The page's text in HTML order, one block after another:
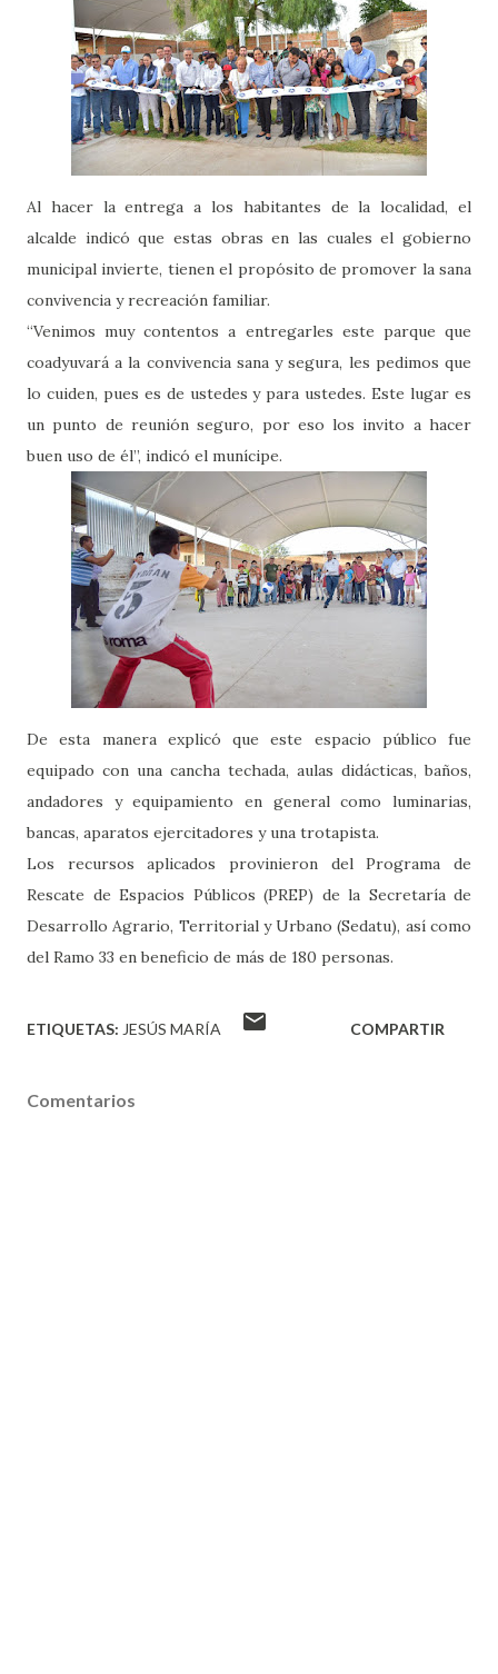
Al hacer la entrega a los habitantes de la localidad, el
alcalde indicó que estas obras en las cuales el gobierno
municipal invierte, tienen el propósito de promover la sana
convivencia y recreación familiar.
“Venimos muy contentos a entregarles este parque que
coadyuvará a la convivencia sana y segura, les pedimos que
lo cuiden, pues es de ustedes y para ustedes. Este lugar es
un punto de reunión seguro, por eso los invito a hacer
buen uso de él”, indicó el munícipe.
De esta manera explicó que este espacio público fue
equipado con una cancha techada, aulas didácticas, baños,
andadores y equipamiento en general como luminarias,
bancas, aparatos ejercitadores y una trotapista.
Los recursos aplicados provinieron del Programa de
Rescate de Espacios Públicos (PREP) de la Secretaría de
Desarrollo Agrario, Territorial y Urbano (Sedatu), así como
del Ramo 33 en beneficio de más de 180 personas.
ETIQUETAS: JESÚS MARÍA COMPARTIR
Comentarios